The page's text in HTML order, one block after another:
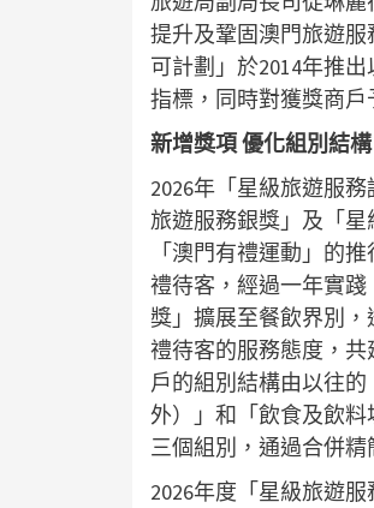
提升及鞏固澳門旅遊
可計劃」於2014年推
指標，同時對獲獎商戶
新增獎項 優化組別結構
2026年「星級旅遊服
旅遊服務銀獎」及「
「澳門有禮運動」的
禮待客，經過一年實
獎」擴展至餐飲界別
禮待客的服務態度，
戶的組別結構由以往
外）」和「飲食及飲
三個組別，通過合併
2026年度「星級旅遊